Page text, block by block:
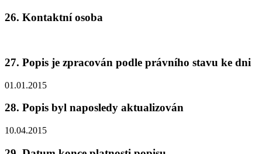
26. Kontaktní osoba
27. Popis je zpracován podle právního stavu ke dni
01.01.2015
28. Popis byl naposledy aktualizován
10.04.2015